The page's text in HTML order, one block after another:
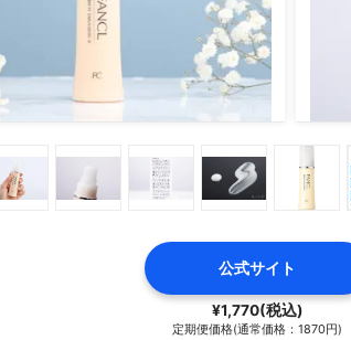
公式サイト
¥1,770(税込)
定期便価格(通常価格：1870円)